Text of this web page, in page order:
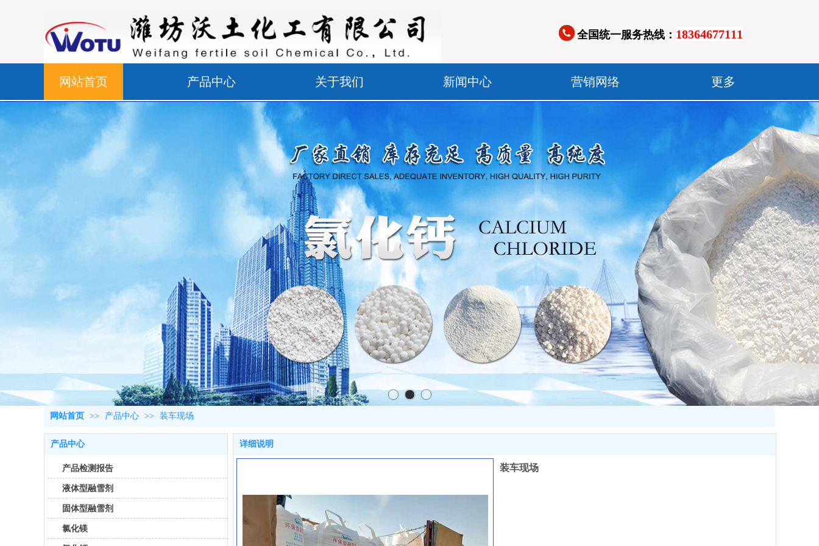
全国统一服务热线： 18364677111
网站首页 产品中心 关于我们 新闻中心 营销网络 更多
网站首页 >> 产品中心 >> 装车现场
产品中心
产品检测报告
液体型融雪剂
固体型融雪剂
氯化镁
详细说明
装车现场